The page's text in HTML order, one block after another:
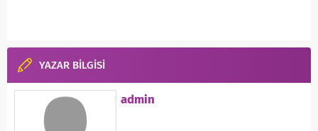
YAZAR BİLGİSİ
admin